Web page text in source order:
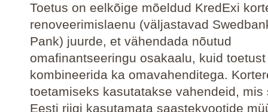
Toetus on eelkõige mõeldud KredExi
renoveerimislaenu (väljastavad
Pank) juurde, et vähendada nõutud
omafinantseeringu osakaalu, kuid
kombineerida ka omavahenditega.
toetamiseks kasutatakse vahendeid, mis
Eesti riigi kasutamata saastekvootide